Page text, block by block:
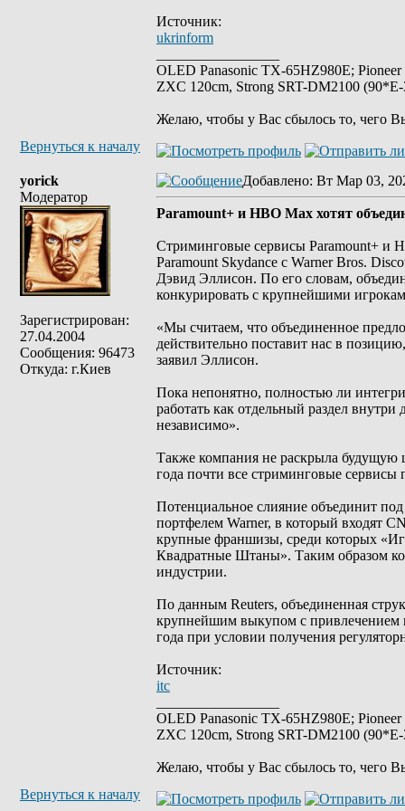
Источник:
ukrinform
OLED Panasonic TX-65HZ980E;
ZXC 120cm, Strong SRT-DM2100
Желаю, чтобы у Вас сбылось то, чего
Вернуться к началу
yorick
Модератор
Зарегистрирован:
27.04.2004
Сообщения: 96473
Откуда: г.Киев
Добавлено: Вт Мар 03,
Paramount+ и HBO Max хотят
Стриминговые сервисы Paramount+ и
Paramount Skydance с Warner Bros.
Дэвид Эллисон. По его словам,
конкурировать с крупнейшими
«Мы считаем, что объединенное
действительно поставит нас в
заявил Эллисон.
Пока непонятно, полностью ли
работать как отдельный раздел
независимо».
Также компания не раскрыла будущую
года почти все стриминговые
Потенциальное слияние объединит
портфелем Warner, в который входят
крупные франшизы, среди которых
Квадратные Штаны». Таким образом
индустрии.
По данным Reuters, объединенная
крупнейшим выкупом с привлечением
года при условии получения
Источник:
itc
OLED Panasonic TX-65HZ980E;
ZXC 120cm, Strong SRT-DM2100
Желаю, чтобы у Вас сбылось то, чего
Вернуться к началу